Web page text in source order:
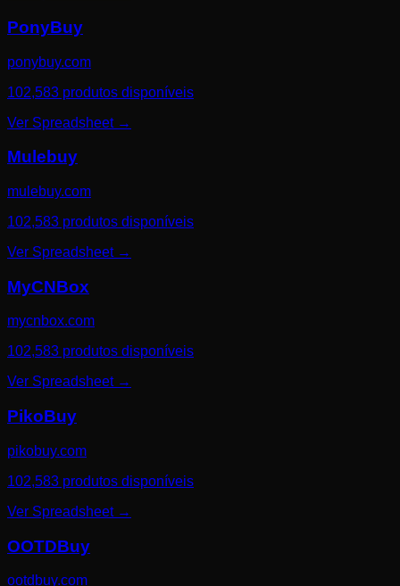
PonyBuy
ponybuy.com
102,583 produtos disponíveis
Ver Spreadsheet→
Mulebuy
mulebuy.com
102,583 produtos disponíveis
Ver Spreadsheet→
MyCNBox
mycnbox.com
102,583 produtos disponíveis
Ver Spreadsheet→
PikoBuy
pikobuy.com
102,583 produtos disponíveis
Ver Spreadsheet→
OOTDBuy
ootdbuy.com